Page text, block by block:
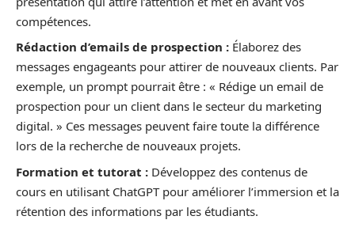
compétences.
Rédaction d’emails de prospection : Élaborez des
messages engageants pour attirer de nouveaux clients. Par
exemple, un prompt pourrait être : « Rédige un email de
prospection pour un client dans le secteur du marketing
digital. » Ces messages peuvent faire toute la différence
lors de la recherche de nouveaux projets.
Formation et tutorat : Développez des contenus de
cours en utilisant ChatGPT pour améliorer l’immersion et la
rétention des informations par les étudiants.